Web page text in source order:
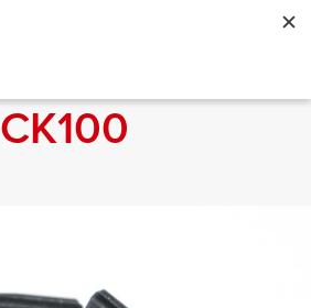
CK100